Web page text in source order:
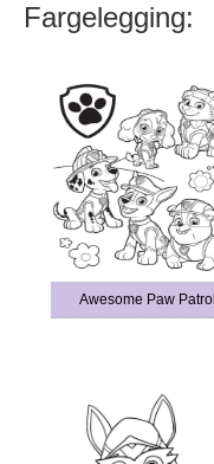
Fargelegging:
Awesome Paw Patrol